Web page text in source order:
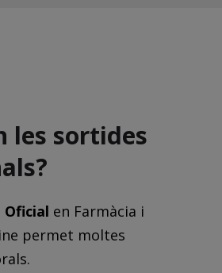
les sortides
en Farmàcia i
permet moltes